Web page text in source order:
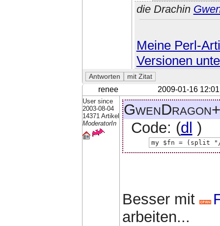
die Drachin
Meine Perl-
Versionen
renee 2009-01-16 12:01
User since
2003-08-04
14371 Artikel
ModeratorIn
Code: (dl )
my $fn = (split
Besser mit
arbeiten...